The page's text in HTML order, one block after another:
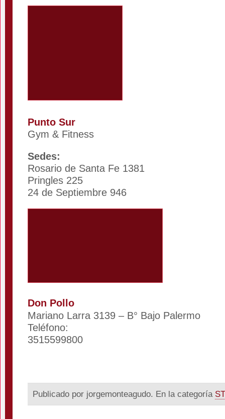
Punto Sur
Gym & Fitness
Sedes:
Rosario de Santa Fe 1381
Pringles 225
24 de Septiembre 946
Don Pollo
Mariano Larra 3139 – B° Bajo Palermo
Teléfono:
3515599800
Publicado por jorgemonteagudo. En la categoría